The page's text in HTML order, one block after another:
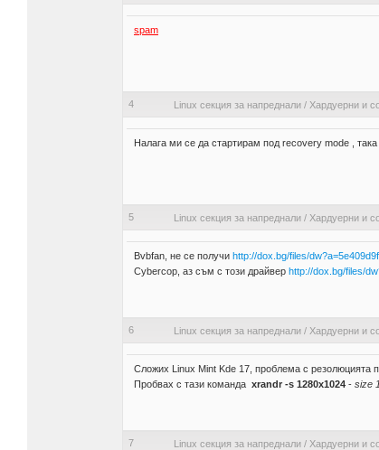
spam
4 Linux секция за напреднали / Хардуерни и
Налага ми се да стартирам под recovery mode ,
5 Linux секция за напреднали / Хардуерни и
Bvbfan, не се получи http://dox.bg/files/
Cybercop, аз съм с този драйвер http://dox.bg/files/
6 Linux секция за напреднали / Хардуерни и
Сложих Linux Mint Kde 17, проблема с резолюцията
Пробвах с тази команда xrandr -s 1280x1024 - size
7 Linux секция за напреднали / Хардуерни и